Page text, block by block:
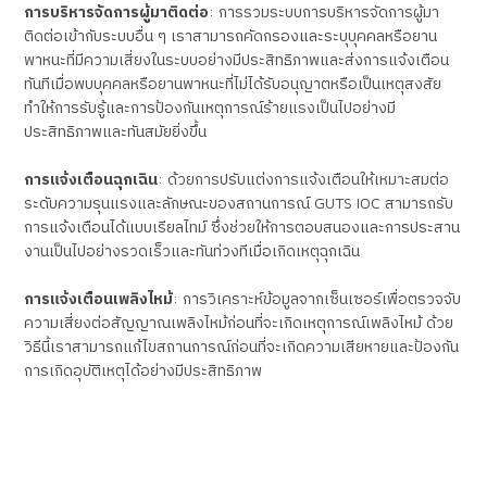
การบริหารจัดการผู้มาติดต่อ: การรวมระบบการบริหารจัดการผู้มา
ติดต่อเข้ากับระบบอื่น ๆ เราสามารถคัดกรองและระบุบุคคลหรือยาน
พาหนะที่มีความเสี่ยงในระบบอย่างมีประสิทธิภาพและส่งการแจ้งเตือน
ทันทีเมื่อพบบุคคลหรือยานพาหนะที่ไม่ได้รับอนุญาตหรือเป็นเหตุสงสัย
ทำให้การรับรู้และการป้องกันเหตุการณ์ร้ายแรงเป็นไปอย่างมี
ประสิทธิภาพและทันสมัยยิ่งขึ้น
การแจ้งเตือนฉุกเฉิน: ด้วยการปรับแต่งการแจ้งเตือนให้เหมาะสมต่อ
ระดับความรุนแรงและลักษณะของสถานการณ์GUTS IOC สามารถรับ
การแจ้งเตือนได้แบบเรียลไทม์ ซึ่งช่วยให้การตอบสนองและการประสาน
งานเป็นไปอย่างรวดเร็วและทันท่วงทีเมื่อเกิดเหตุฉุกเฉิน
การแจ้งเตือนเพลิงไหม้: การวิเคราะห์ข้อมูลจากเซ็นเซอร์เพื่อตรวจจับ
ความเสี่ยงต่อสัญญาณเพลิงไหม้ก่อนที่จะเกิดเหตุการณ์เพลิงไหม้ ด้วย
วิธีนี้เราสามารถแก้ไขสถานการณ์ก่อนที่จะเกิดความเสียหายและป้องกัน
การเกิดอุบัติเหตุได้อย่างมีประสิทธิภาพ